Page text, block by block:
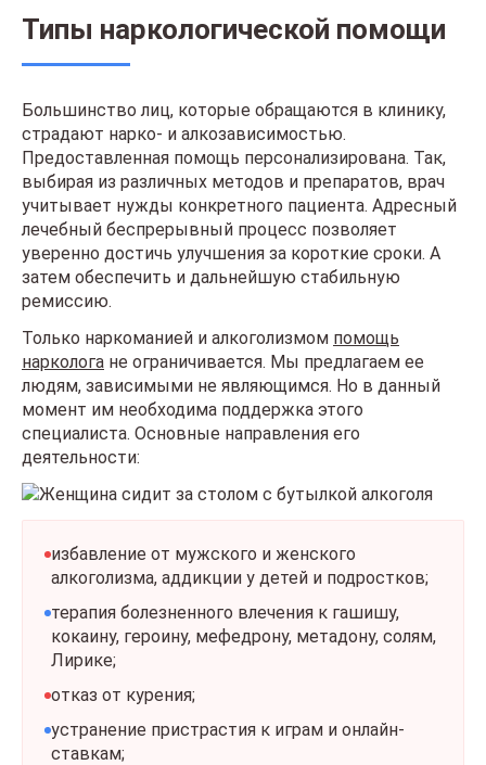
Типы наркологической помощи
Большинство лиц, которые обращаются в клинику,
страдают нарко- и алкозависимостью.
Предоставленная помощь персонализирована. Так,
выбирая из различных методов и препаратов, врач
учитывает нужды конкретного пациента. Адресный
лечебный беспрерывный процесс позволяет
уверенно достичь улучшения за короткие сроки. А
затем обеспечить и дальнейшую стабильную
ремиссию.
Только наркоманией и алкоголизмом помощь
нарколога не ограничивается. Мы предлагаем ее
людям, зависимыми не являющимся. Но в данный
момент им необходима поддержка этого
специалиста. Основные направления его
деятельности:
избавление от мужского и женского
алкоголизма, аддикции у детей и подростков;
терапия болезненного влечения к гашишу,
кокаину, героину, мефедрону, метадону, солям,
Лирике;
отказ от курения;
устранение пристрастия к играм и онлайн-
ставкам;